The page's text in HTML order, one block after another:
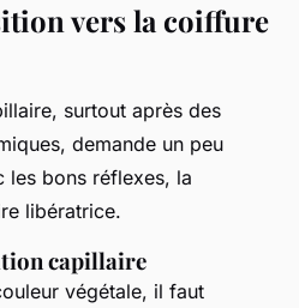
vers la coiffure
surtout après des
demande un peu
les bons réflexes, la
libératrice.
capillaire
végétale, il faut